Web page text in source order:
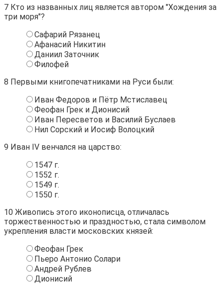
7 Кто из названных лиц является автором "Хождения за
три моря"?
Сафарий Рязанец
Афанасий Никитин
Даниил Заточник
Филофей
8 Первыми книгопечатниками на Руси были:
Иван Федоров и Пётр Мстиславец
Феофан Грек и Дионисий
Иван Пересветов и Василий Буслаев
Нил Сорский и Иосиф Волоцкий
9 Иван IV венчался на царство:
1547 г.
1552 г.
1549 г.
1550 г.
10 Живопись этого иконописца, отличалась
торжественностью и праздностью, стала символом
укрепления власти московских князей:
Феофан Грек
Пьеро Антонио Солари
Андрей Рублев
Дионисий